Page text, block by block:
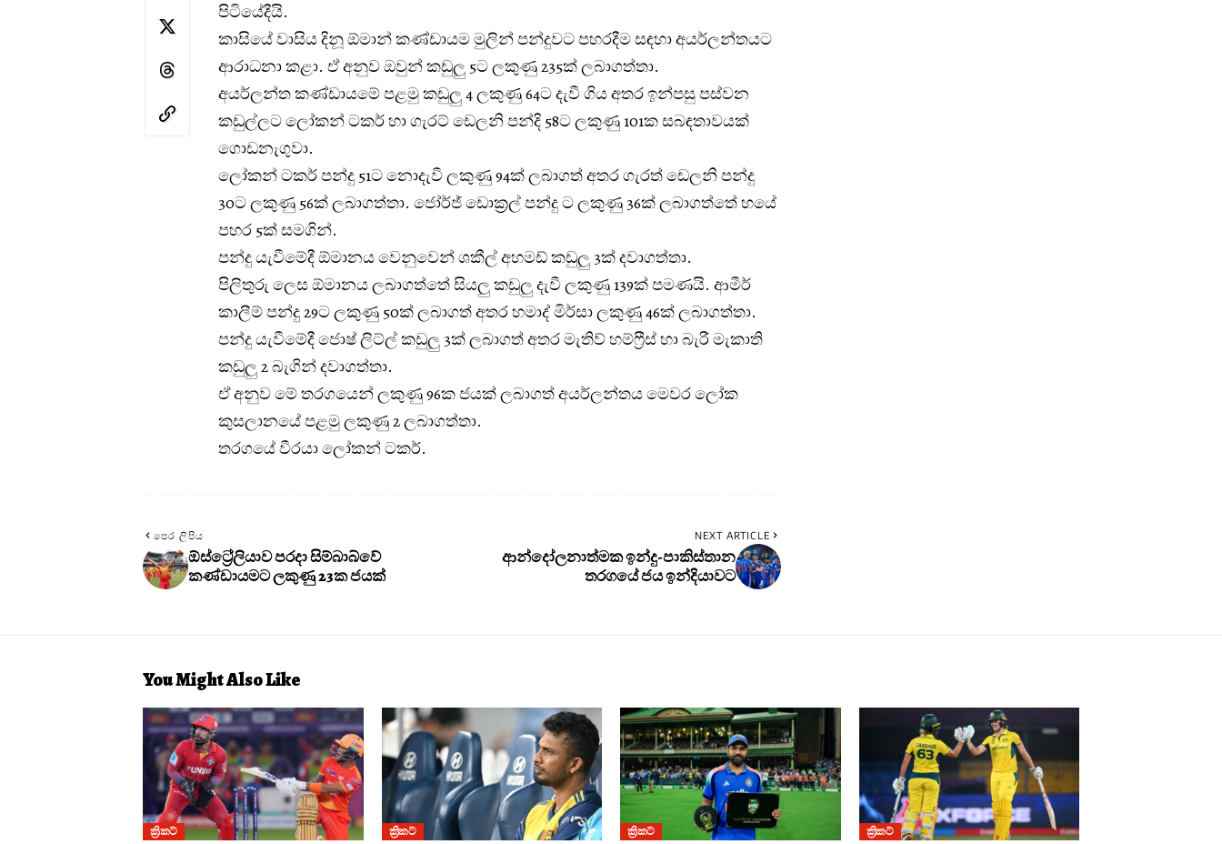
පිටියේදීයි.
කාසියේ වාසිය දිනූ ඕමාන් කණ්ඩායම මුලින් පන්දුවට පහරදීම සඳහා අයර්ලන්තයට
ආරාධනා කළා. ඒ අනුව ඔවුන් කඩුලු 5ට ලකුණු 235ක් ලබාගත්තා.
අයර්ලන්ත කණ්ඩායමේ පළමු කඩුලු 4 ලකුණු 64ට දැවී ගිය අතර ඉන්පසු පස්වන
කඩුල්ලට ලෝකන් ටකර් හා ගැරට් ඩෙලනි පන්දි 58ට ලකුණු 101ක සබඳතාවයක්
ගොඩනැගුවා.
ලෝකන් ටකර් පන්දු 51ට නොදැවී ලකුණු 94ක් ලබාගත් අතර ගැරත් ඩෙලනි පන්දු
30ට ලකුණු 56ක් ලබාගත්තා. ජෝර්ජ් ඩොක්‍රල් පන්දු ට ලකුණු 36ක් ලබාගත්තේ හයේ
පහර 5ක් සමගින්.
පන්දු යැවීමේදී ඕමානය වෙනුවෙන් ශකීල් අහමඩ් කඩුලු 3ක් දවාගත්තා.
පිලිතුරු ලෙස ඕමානය ලබාගත්තේ සියලු කඩුලු දැවී ලකුණු 139ක් පමණයි. ආමීර්
කාලීම් පන්දු 29ට ලකුණු 50ක් ලබාගත් අතර හමාද් මිර්සා ලකුණු 46ක් ලබාගත්තා.
පන්දු යැවීමේදී ජොෂ් ලිට්ල් කඩුලු 3ක් ලබාගත් අතර මැතිව් හම්ෆ්‍රීස් හා බැරී මැකාති
කඩුලු 2 බැගින් දවාගත්තා.
ඒ අනුව මේ තරගයෙන් ලකුණු 96ක ජයක් ලබාගත් අයර්ලන්තය මෙවර ලෝක
කුසලානයේ පළමු ලකුණු 2 ලබාගත්තා.
තරගයේ වීරයා ලෝකන් ටකර්.
පෙර ලිපිය
ඕස්ට්‍රේලියාව පරදා සිම්බාබ්වේ
කණ්ඩායමට ලකුණු 23ක ජයක්
NEXT ARTICLE
ආන්දෝලනාත්මක ඉන්දු-පාකිස්තාන
තරගයේ ජය ඉන්දියාවට
You Might Also Like
ක්‍රිකට් ක්‍රිකට් ක්‍රිකට් ක්‍රිකට්